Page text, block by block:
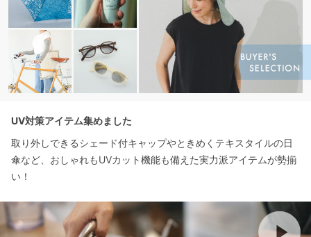
UV対策アイテム集めました
取り外しできるシェード付キャップやときめくテキスタイルの日
傘など、おしゃれもUVカット機能も備えた実力派アイテムが勢揃
い！